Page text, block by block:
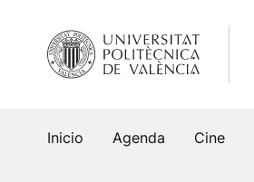
contenido
Inicio Agenda Cine